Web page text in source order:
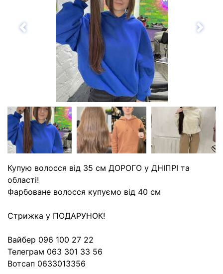
Назад
Купую волосся від 35 см ДОРОГО у ДНІПРІ та
області!
Фарбоване волосся купуємо від 40 см
Стрижка у ПОДАРУНОК!
Вайбер 096 100 27 22
Телеграм 063 301 33 56
Вотсап 0633013356